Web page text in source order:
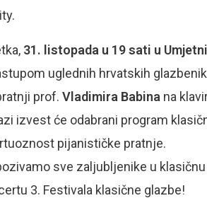
31. listopada u 19 sati u
uglednih hrvatskih
prof. Vladimira Babina na
izvest će odabrani program
pijanističke pratnje.
sve zaljubljenike u
3. Festivala klasične glazbe!